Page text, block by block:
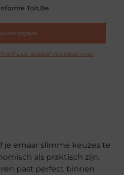
Toit.be
dubbel voordeel voor
je ernaar slimme keuzes te
als praktisch zijn.
past perfect binnen